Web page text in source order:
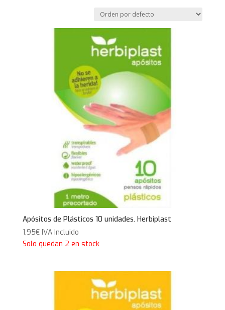
Apósitos de Plásticos 10 unidades. Herbiplast
1,95€ IVA Incluido
Solo quedan 2 en stock